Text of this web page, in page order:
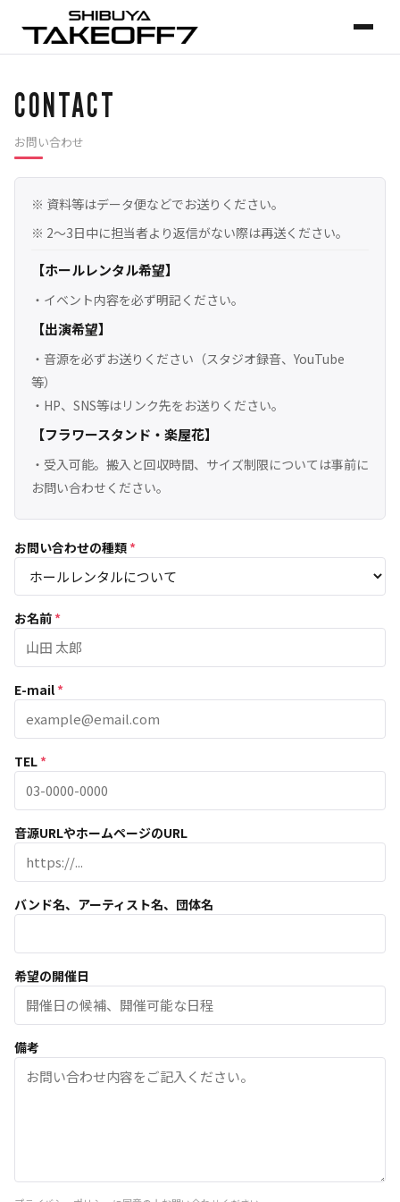
CONTACT
お問い合わせ
※ 資料等はデータ便などでお送りください。
※ 2〜3日中に担当者より返信がない際は再送ください。
【ホールレンタル希望】
・イベント内容を必ず明記ください。
【出演希望】
・音源を必ずお送りください（スタジオ録音、YouTube
等）
・HP、SNS等はリンク先をお送りください。
【フラワースタンド・楽屋花】
・受入可能。搬入と回収時間、サイズ制限については事前に
お問い合わせください。
お問い合わせの種類 *
お名前 *
E-mail *
TEL *
音源URLやホームページのURL
バンド名、アーティスト名、団体名
希望の開催日
備考